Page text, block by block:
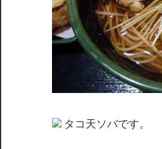
タコ天ソバです。